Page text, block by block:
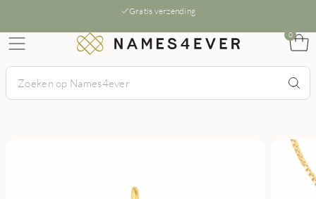
Gratis verzending
0